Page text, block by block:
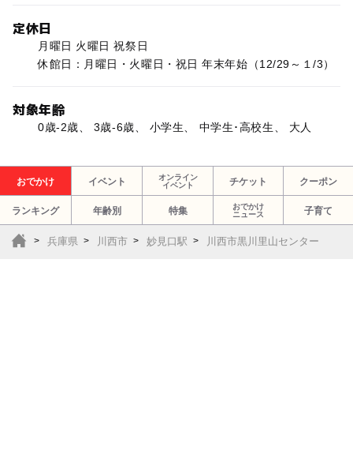
定休日
月曜日 火曜日 祝祭日
休館日：月曜日・火曜日・祝日 年末年始（12/29～１/3）
対象年齢
0歳-2歳、 3歳-6歳、 小学生、 中学生･高校生、 大人
おでかけ イベント
オンライン
イベント
チケット クーポン
ランキング 年齢別 特集
おでかけ
ニュース
子育て
兵庫県 川西市 妙見口駅 川西市黒川里山センター